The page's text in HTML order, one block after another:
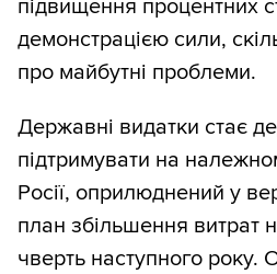
підвищення процентних
демонстрацією сили,
про майбутні проблеми.
Державні видатки стає
підтримувати на
Росії, оприлюднений у
план збільшення витрат
чверть наступного року.